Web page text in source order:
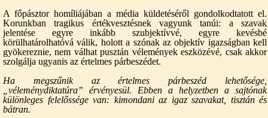
A főpásztor homíliájában a média küldetéséről gondolkodtatott el.
Korunkban tragikus értékvesztésnek vagyunk tanúi: a szavak
jelentése egyre inkább szubjektívvé, egyre kevésbé
körülhatárolhatóvá válik, holott a szónak az objektív igazságban kell
gyökereznie, nem válhat pusztán vélemények eszközévé, csak akkor
szolgálja ugyanis az értelmes párbeszédet.
Ha megszűnik az értelmes párbeszéd lehetősége,
„véleménydiktatúra” érvényesül. Ebben a helyzetben a sajtónak
különleges felelőssége van: kimondani az igaz szavakat, tisztán és
bátran.